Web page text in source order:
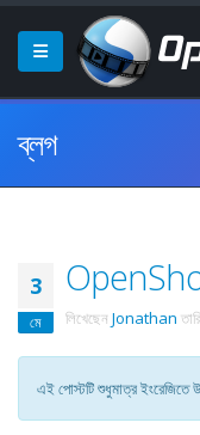
ব্লগ
3
মে
OpenShot
লিখেছেন Jonathan
এই পোস্টটি শুধুমাত্র ইংরেজিতে